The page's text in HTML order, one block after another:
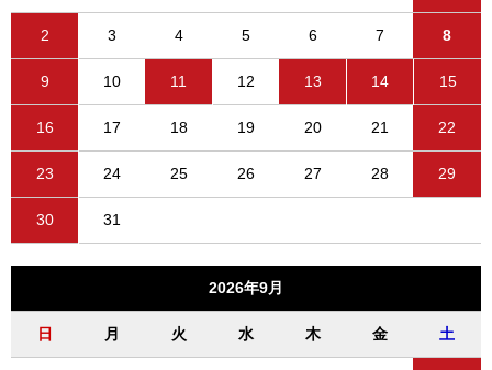
2 3 4 5 6 7 8
9 10 11 12 13 14 15
16 17 18 19 20 21 22
23 24 25 26 27 28 29
30 31
2026年9月
日 月 火 水 木 金 土